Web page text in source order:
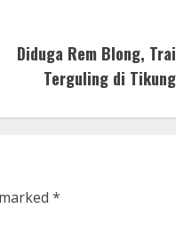
Diduga Rem Blong,
Terguling di
*